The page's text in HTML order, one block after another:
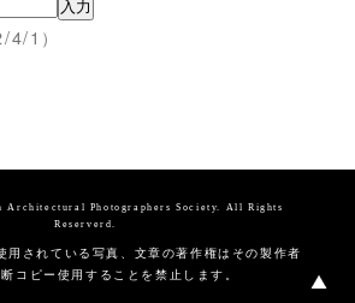
1）
Architectural Photographers Society. All Rights
Reserverd.
用されている写真、文章の著作権はその製作者
コピー使用することを禁止します。